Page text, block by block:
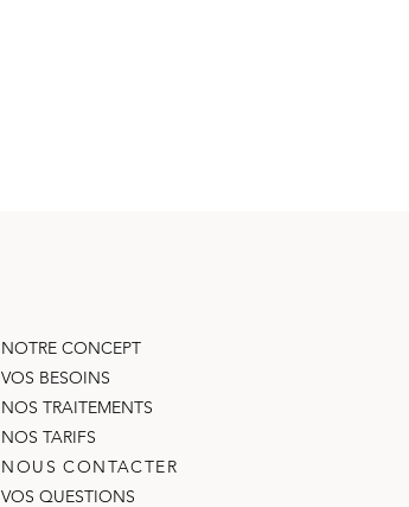
NOTRE CONCEPT
VOS BESOINS
NOS TRAITEMENTS
NOS TARIFS
NOUS CONTACTER
VOS QUESTIONS